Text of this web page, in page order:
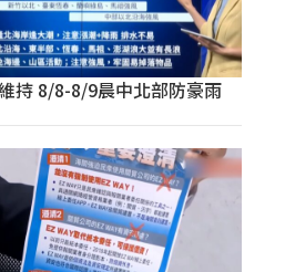
持 8/8-8/9晨中北部防豪雨